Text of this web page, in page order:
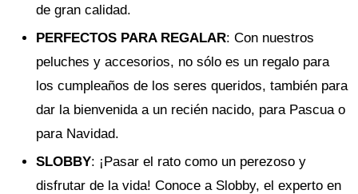
de gran calidad.
PERFECTOS PARA REGALAR: Con nuestros
peluches y accesorios, no sólo es un regalo para
los cumpleaños de los seres queridos, también para
dar la bienvenida a un recién nacido, para Pascua o
para Navidad.
SLOBBY: ¡Pasar el rato como un perezoso y
disfrutar de la vida! Conoce a Slobby, el experto en